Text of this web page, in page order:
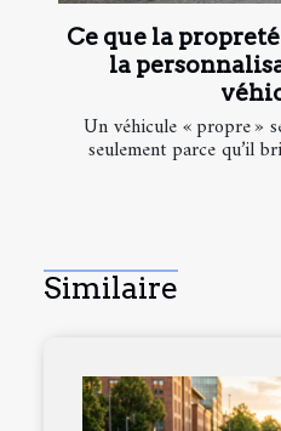
Ce que la
la
Un véhicule « propre »
seulement parce qu’il
Similaire